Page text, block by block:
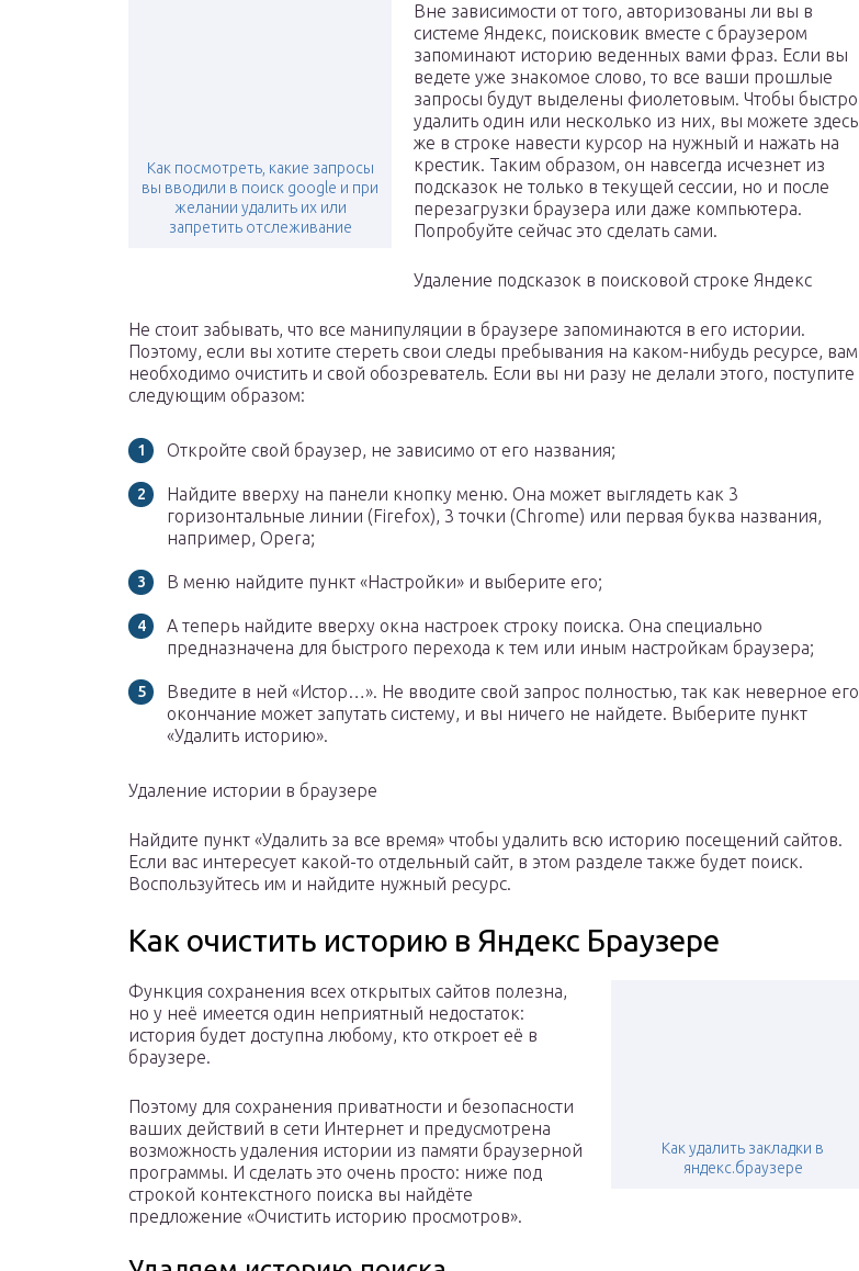
Как посмотреть, какие запросы
вы вводили в поиск google и при
желании удалить их или
запретить отслеживание
Вне зависимости от того, авторизованы ли вы в
системе Яндекс, поисковик вместе с браузером
запоминают историю веденных вами фраз. Если вы
ведете уже знакомое слово, то все ваши прошлые
запросы будут выделены фиолетовым. Чтобы быстро
удалить один или несколько из них, вы можете здесь
же в строке навести курсор на нужный и нажать на
крестик. Таким образом, он навсегда исчезнет из
подсказок не только в текущей сессии, но и после
перезагрузки браузера или даже компьютера.
Попробуйте сейчас это сделать сами.
Удаление подсказок в поисковой строке Яндекс
Не стоит забывать, что все манипуляции в браузере запоминаются в его истории.
Поэтому, если вы хотите стереть свои следы пребывания на каком-нибудь ресурсе, вам
необходимо очистить и свой обозреватель. Если вы ни разу не делали этого, поступите
следующим образом:
Откройте свой браузер, не зависимо от его названия;
Найдите вверху на панели кнопку меню. Она может выглядеть как 3
горизонтальные линии (Firefox), 3 точки (Chrome) или первая буква названия,
например, Opera;
В меню найдите пункт «Настройки» и выберите его;
А теперь найдите вверху окна настроек строку поиска. Она специально
предназначена для быстрого перехода к тем или иным настройкам браузера;
Введите в ней «Истор…». Не вводите свой запрос полностью, так как неверное его
окончание может запутать систему, и вы ничего не найдете. Выберите пункт
«Удалить историю».
Удаление истории в браузере
Найдите пункт «Удалить за все время» чтобы удалить всю историю посещений сайтов.
Если вас интересует какой-то отдельный сайт, в этом разделе также будет поиск.
Воспользуйтесь им и найдите нужный ресурс.
Как очистить историю в Яндекс Браузере
Как удалить закладки в
яндекс.браузере
Функция сохранения всех открытых сайтов полезна,
но у неё имеется один неприятный недостаток:
история будет доступна любому, кто откроет её в
браузере.
Поэтому для сохранения приватности и безопасности
ваших действий в сети Интернет и предусмотрена
возможность удаления истории из памяти браузерной
программы. И сделать это очень просто: ниже под
строкой контекстного поиска вы найдёте
предложение «Очистить историю просмотров».